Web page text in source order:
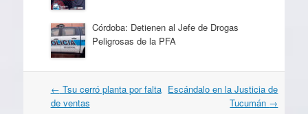
Córdoba: Detienen al Jefe de Drogas
Peligrosas de la PFA
Navegación
por
← Tsu cerró planta por falta
de ventas
Escándalo en la Justicia de
Tucumán →